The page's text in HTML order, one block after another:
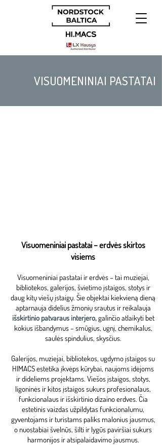
VISUOMENINIAI PASTATAI
Visuomeniniai pastatai – erdvės skirtos
visiems
Visuomeniniai pastatai ir erdvės – tai muziejai,
bibliotekos, galerijos, švietimo įstaigos, stotys ir
daug kitų viešų įstaigų. Šie objektai kiekvieną dieną
aptarnauja didelius žmonių srautus ir reikalauja
išskirtinio patvaraus interjero,galinčio atlaikyti bet
kokius išbandymus – smūgius, ugnį, chemikalus,
saulės spindulius, skysčius.
Galerijos, muziejai, bibliotekos, ugdymo įstaigos su
HIMACS estetika įkvėps kūrybai, naujoms idėjoms
ir dideliems projektams. Viešos įstaigos, stotys,
ligoninės ir kitos įstaigos sukurs profesionalaus,
funkcionalaus ir išskirtinio dizaino erdves. Čia
estetinis vaizdas užpildytas funkcionalumu,
gyventojams ir turistams paliks malonius jausmus,
o nuostabiai švelnūs, šilti ir lygūs paviršiai sukurs
harmonijos ir atsipalaidavimo jausmus.